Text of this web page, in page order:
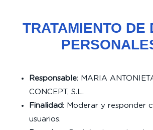
TRATAMIENTO DE
Responsable: MARIA
CONCEPT, S.L.
Finalidad: Moderar y responder
usuarios.